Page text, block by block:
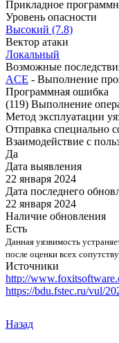
Прикладное
Уровень опасности
Высокий (7.8)
Вектор атаки
Локальный
Возможные
ACE - Выполнение
Программная ошибка
(119) Выполнение
Метод эксплуатации
Отправка специально
Взаимодействие с
Да
Дата выявления
22 января 2024
Дата последнего
22 января 2024
Наличие обновления
Есть
Данная уязвимость
после оценки всех
Источники
http://
https://bdu.fstec.ru/vul/
Назад